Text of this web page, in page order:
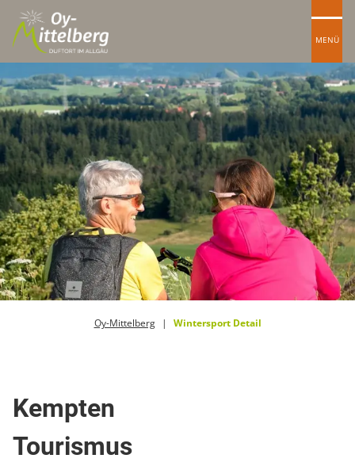
MENÜ
Oy-Mittelberg Wintersport Detail
Kempten
Tourismus